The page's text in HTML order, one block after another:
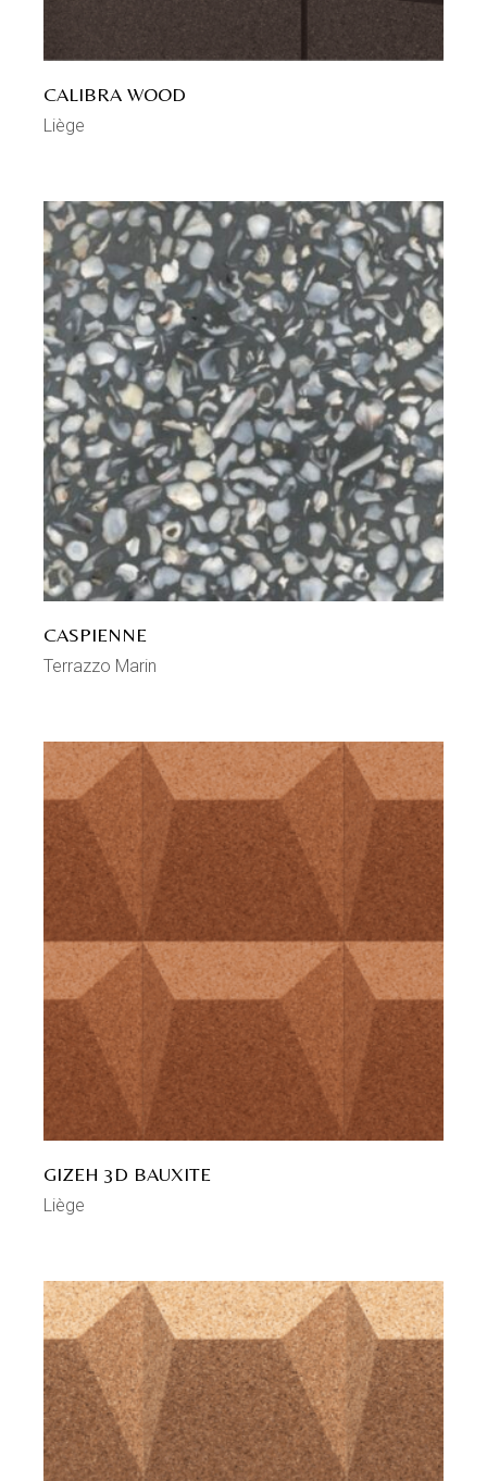
CALIBRA WOOD
Liège
CASPIENNE
Terrazzo Marin
GIZEH 3D BAUXITE
Liège